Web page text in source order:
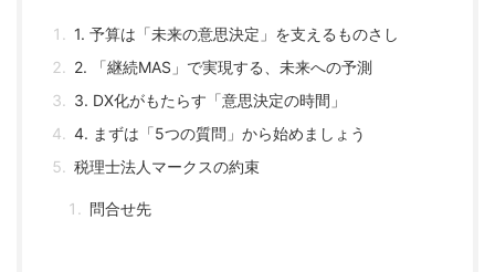
1. 予算は「未来の意思決定」を支えるものさし
2. 「継続MAS」で実現する、未来への予測
3. DX化がもたらす「意思決定の時間」
4. まずは「5つの質問」から始めましょう
税理士法人マークスの約束
問合せ先